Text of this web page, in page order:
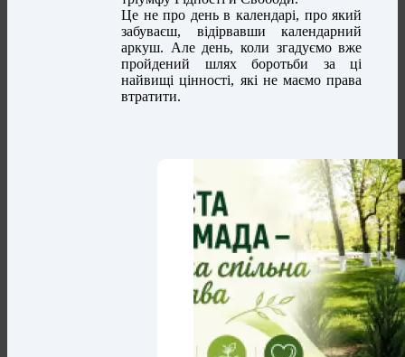
Це не про день в календарі, про який
забуваєш, відірвавши календарний
аркуш. Але день, коли згадуємо вже
пройдений шлях боротьби за ці
найвищі цінності, які не маємо права
втратити.